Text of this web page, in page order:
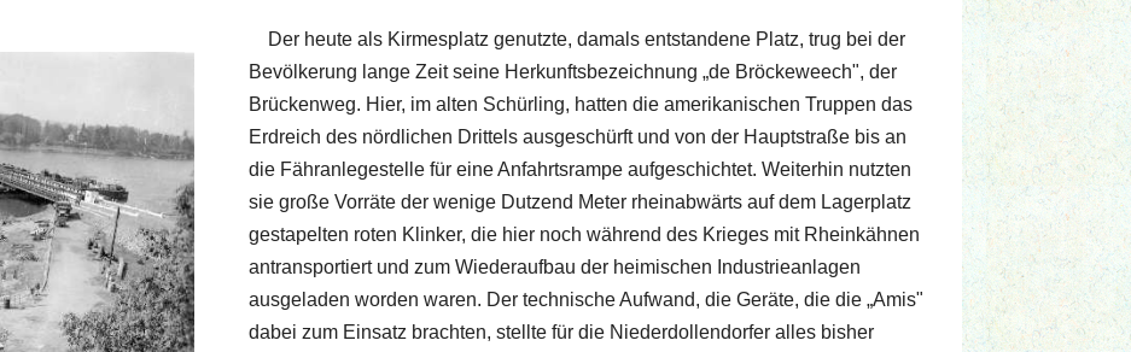
Der heute als Kirmesplatz genutzte, damals entstandene Platz, trug bei der
Bevölkerung lange Zeit seine Herkunftsbezeichnung „de Bröckeweech", der
Brückenweg. Hier, im alten Schürling, hatten die amerikanischen Truppen das
Erdreich des nördlichen Drittels ausgeschürft und von der Hauptstraße bis an
die Fähranlegestelle für eine Anfahrtsrampe aufgeschichtet. Weiterhin nutzten
sie große Vorräte der wenige Dutzend Meter rheinabwärts auf dem Lagerplatz
gestapelten roten Klinker, die hier noch während des Krieges mit Rheinkähnen
antransportiert und zum Wiederaufbau der heimischen Industrieanlagen
ausgeladen worden waren. Der technische Aufwand, die Geräte, die die „Amis"
dabei zum Einsatz brachten, stellte für die Niederdollendorfer alles bisher